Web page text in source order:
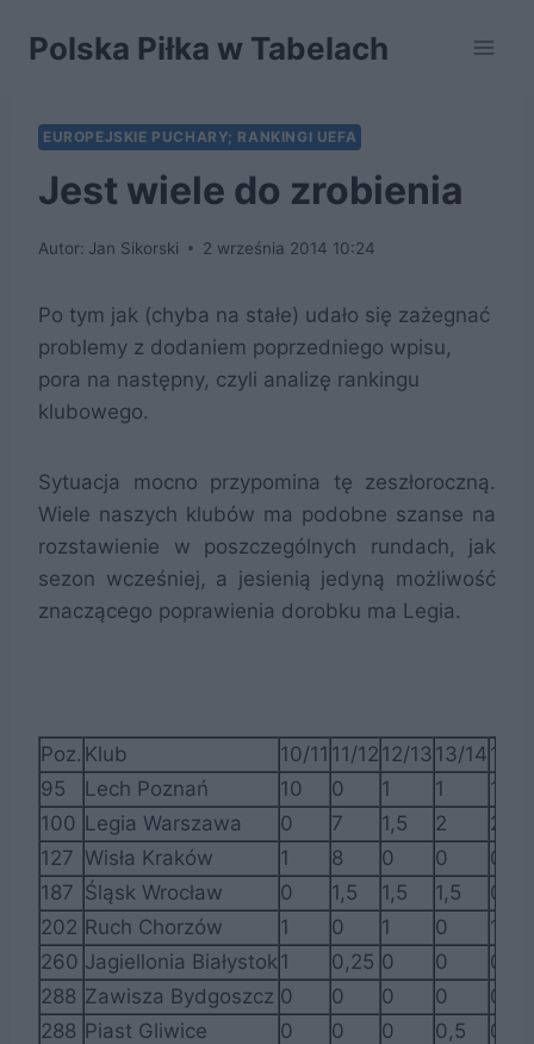
Polska Piłka w Tabelach
EUROPEJSKIE PUCHARY; RANKINGI UEFA
Jest wiele do zrobienia
Autor: Jan Sikorski 2 września 2014 10:24
Po tym jak (chyba na stałe) udało się zażegnać
problemy z dodaniem poprzedniego wpisu,
pora na następny, czyli analizę rankingu
klubowego.
Sytuacja mocno przypomina tę zeszłoroczną.
Wiele naszych klubów ma podobne szanse na
rozstawienie w poszczególnych rundach, jak
sezon wcześniej, a jesienią jedyną możliwość
znaczącego poprawienia dorobku ma Legia.
Poz. Klub 10/11 11/12 12/13 13/14 14/
95
Lech Poznań 10 0 1 1
1
100 Legia Warszawa 0 7 1,5 2
2
127 Wisła Kraków 1 8 0 0
0
187 Śląsk Wrocław 0 1,5 1,5 1,5
0
202 Ruch Chorzów 1 0 1 0
1,5
260 Jagiellonia Białystok 1 0,25 0 0
0
288 Zawisza Bydgoszcz 0 0 0 0
0,5
288 Piast Gliwice 0 0 0 0,5 0